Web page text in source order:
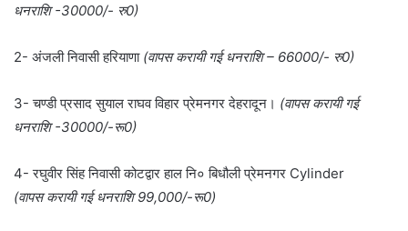
धनराशि -30000/- रु0)
2- अंजली निवासी हरियाणा (वापस करायी गई धनराशि – 66000/- रु0)
3- चण्डी प्रसाद सुयाल राघव विहार प्रेमनगर देहरादून। (वापस करायी गई
धनराशि -30000/-रू0)
4- रघुवीर सिंह निवासी कोटद्वार हाल नि० बिधौली प्रेमनगर Cylinder
(वापस करायी गई धनराशि 99,000/-रू0)